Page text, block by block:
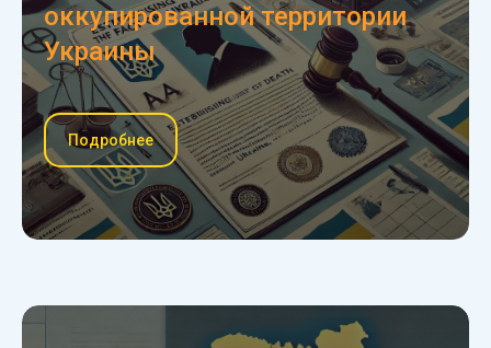
оккупированной территории
Украины
Подробнее